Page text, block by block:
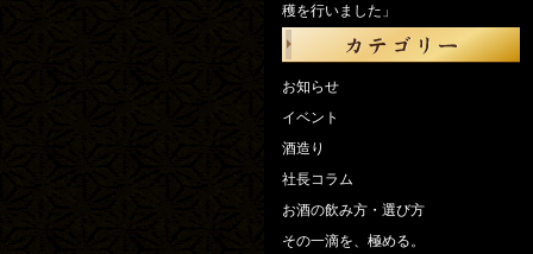
穫を行いました」
お知らせ
イベント
酒造り
社長コラム
お酒の飲み方・選び方
その一滴を、極める。